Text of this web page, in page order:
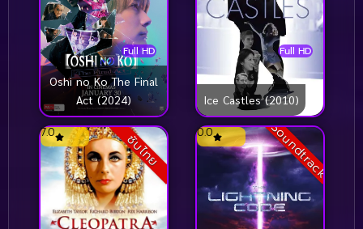
Full HD
Oshi no Ko The Final
Act (2024)
Full HD
Ice Castles (2010)
ซับไทย
7.0 Soundtrack
0.0